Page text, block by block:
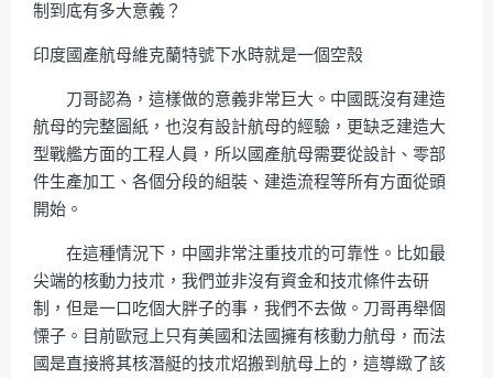
制到底有多大意義？
印度國產航母維克蘭特號下水時就是一個空殼
刀哥認為，這樣做的意義非常巨大。中國既沒有建造
航母的完整圖紙，也沒有設計航母的經驗，更缺乏建造大
型戰艦方面的工程人員，所以國產航母需要從設計、零部
件生產加工、各個分段的組裝、建造流程等所有方面從頭
開始。
在這種情況下，中國非常注重技朮的可靠性。比如最
尖端的核動力技朮，我們並非沒有資金和技朮條件去研
制，但是一口吃個大胖子的事，我們不去做。刀哥再舉個
慄子。目前歐冠上只有美國和法國擁有核動力航母，而法
國是直接將其核潛艇的技朮炤搬到航母上的，這導緻了該